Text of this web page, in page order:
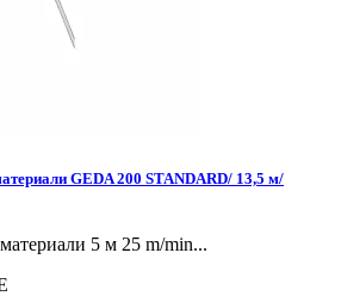
GEDA 200 STANDARD/ 13,5 м/
5 м 25 m/min...